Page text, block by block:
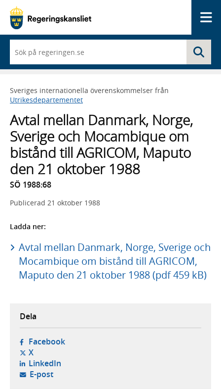
du
börjar
skriva
framträder
en
med
sökförslag
Sveriges internationella överenskommelser från
Utrikesdepartementet
Avtal mellan Danmark, Norge,
Sverige och Mocambique om
bistånd till AGRICOM, Maputo
den 21 oktober 1988
SÖ 1988:68
Publicerad 21 oktober 1988
Ladda ner:
Avtal mellan Danmark, Norge, Sverige och
Mocambique om bistånd till AGRICOM,
Maputo den 21 oktober 1988 (pdf 459 kB)
Dela
Facebook- öppnas i ny flik, extern webbplats,
X- öppnas i ny flik, extern webbplats,
LinkedIn- öppnas i ny flik, extern webbplats,
E-post- öppnar din e-postklient,